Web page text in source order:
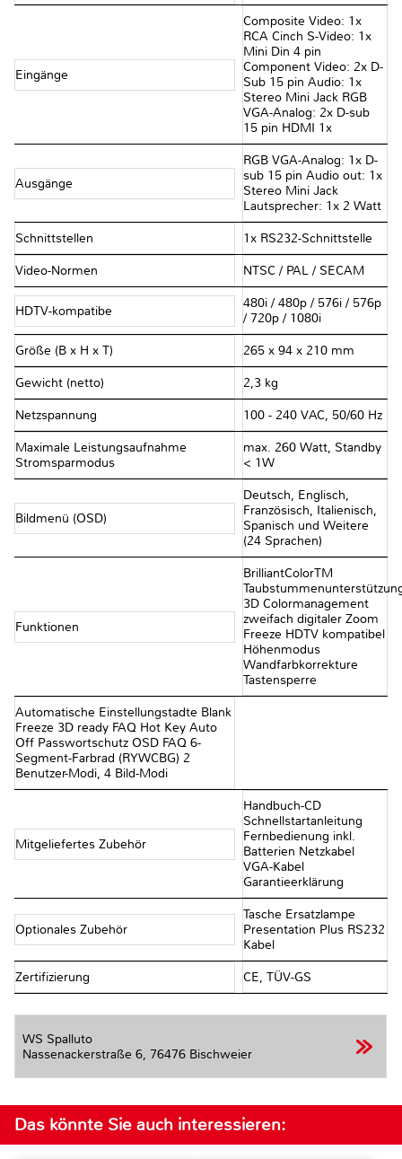
Eingänge
Composite Video: 1x
RCA Cinch S-Video: 1x
Mini Din 4 pin
Component Video: 2x D-
Sub 15 pin Audio: 1x
Stereo Mini Jack RGB
VGA-Analog: 2x D-sub
15 pin HDMI 1x
Ausgänge
RGB VGA-Analog: 1x D-
sub 15 pin Audio out: 1x
Stereo Mini Jack
Lautsprecher: 1x 2 Watt
Schnittstellen 1x RS232-Schnittstelle
Video-Normen NTSC / PAL / SECAM
HDTV-kompatibe
480i / 480p / 576i / 576p
/ 720p / 1080i
Größe (B x H x T) 265 x 94 x 210 mm
Gewicht (netto) 2,3 kg
Netzspannung 100 - 240 VAC, 50/60 Hz
Maximale Leistungsaufnahme
Stromsparmodus
max. 260 Watt, Standby
< 1W
Bildmenü (OSD)
Deutsch, Englisch,
Französisch, Italienisch,
Spanisch und Weitere
(24 Sprachen)
Funktionen
BrilliantColorTM
3D Colormanagement
zweifach digitaler Zoom
Freeze HDTV kompatibel
Höhenmodus
Wandfarbkorrekture
Tastensperre
Automatische Einstellungstadte Blank
Freeze 3D ready FAQ Hot Key Auto
Off Passwortschutz OSD FAQ 6-
Segment-Farbrad (RYWCBG) 2
Benutzer-Modi, 4 Bild-Modi
Mitgeliefertes Zubehör
Handbuch-CD
Schnellstartanleitung
Fernbedienung inkl.
Batterien Netzkabel
VGA-Kabel
Garantieerklärung
Optionales Zubehör
Tasche Ersatzlampe
Presentation Plus RS232
Kabel
Zertifizierung CE, TÜV-GS
WS Spalluto
Nassenackerstraße 6, 76476 Bischweier
Das könnte Sie auch interessieren: